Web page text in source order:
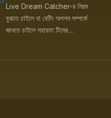
Live Dream Catcher-র নিয়ম
বুঝতে চাইলে বা বেটিং অপশন সম্পর্কে
জানতে চাইলে সহায়তা টিমের…